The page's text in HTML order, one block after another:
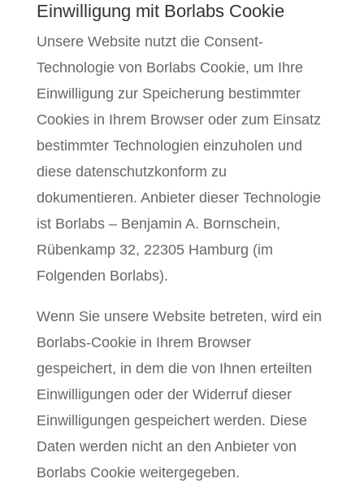
Einwilligung mit Borlabs Cookie
Unsere Website nutzt die Consent-
Technologie von Borlabs Cookie, um Ihre
Einwilligung zur Speicherung bestimmter
Cookies in Ihrem Browser oder zum Einsatz
bestimmter Technologien einzuholen und
diese datenschutzkonform zu
dokumentieren. Anbieter dieser Technologie
ist Borlabs – Benjamin A. Bornschein,
Rübenkamp 32, 22305 Hamburg (im
Folgenden Borlabs).
Wenn Sie unsere Website betreten, wird ein
Borlabs-Cookie in Ihrem Browser
gespeichert, in dem die von Ihnen erteilten
Einwilligungen oder der Widerruf dieser
Einwilligungen gespeichert werden. Diese
Daten werden nicht an den Anbieter von
Borlabs Cookie weitergegeben.